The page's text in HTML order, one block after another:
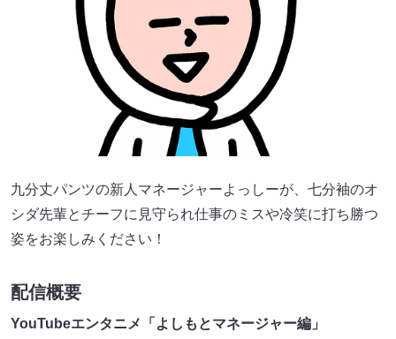
九分丈パンツの新人マネージャーよっしーが、七分袖のオ
シダ先輩とチーフに見守られ仕事のミスや冷笑に打ち勝つ
姿をお楽しみください！
配信概要
YouTubeエンタニメ「よしもとマネージャー編」